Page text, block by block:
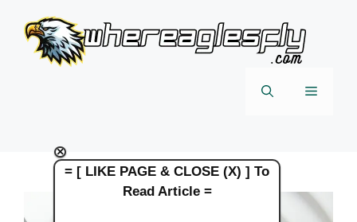
content
Menu
×
= [ LIKE PAGE & CLOSE (X) ] To
Read Article =